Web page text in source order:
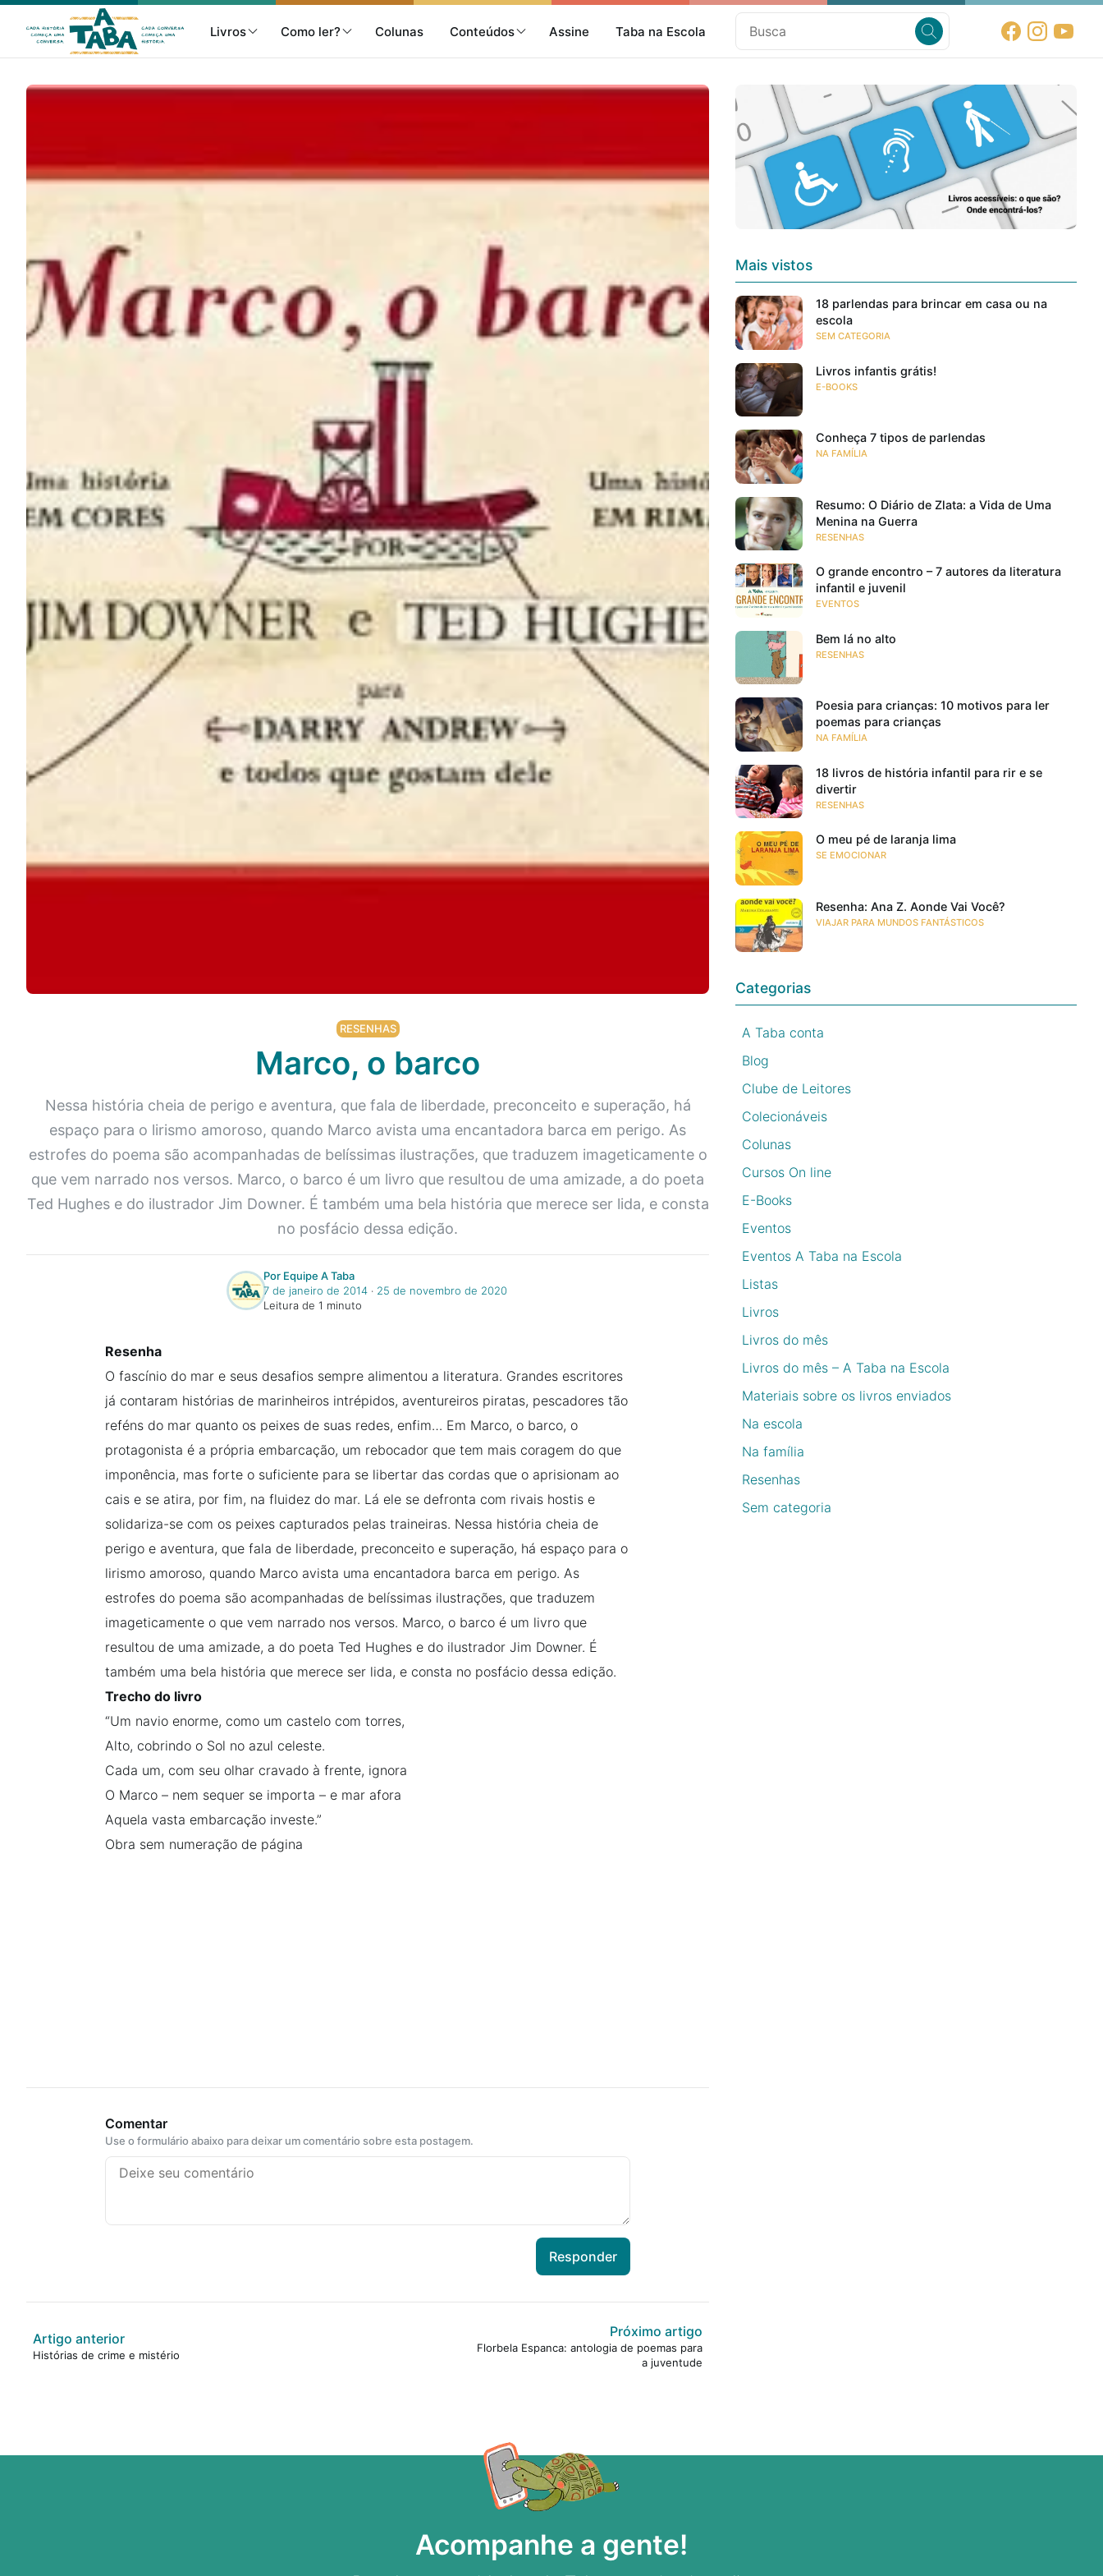
Livros Como ler? Colunas Conteúdos Assine Taba na Escola
Clube de Leitores
Listas
Como ler?
Colunas
Conteúdos
Cursos On line
Podcast
Taba na Escola
RESENHAS
Marco, o barco
Nessa história cheia de perigo e aventura, que fala de liberdade, preconceito e superação, há
espaço para o lirismo amoroso, quando Marco avista uma encantadora barca em perigo. As
estrofes do poema são acompanhadas de belíssimas ilustrações, que traduzem imageticamente o
que vem narrado nos versos. Marco, o barco é um livro que resultou de uma amizade, a do poeta
Ted Hughes e do ilustrador Jim Downer. É também uma bela história que merece ser lida, e consta
no posfácio dessa edição.
Por Equipe A Taba
7 de janeiro de 2014‧ 25 de novembro de 2020
Leitura de 1 minuto
Resenha
O fascínio do mar e seus desafios sempre alimentou a literatura. Grandes escritores
já contaram histórias de marinheiros intrépidos, aventureiros piratas, pescadores tão
reféns do mar quanto os peixes de suas redes, enfim… Em Marco, o barco, o
protagonista é a própria embarcação, um rebocador que tem mais coragem do que
imponência, mas forte o suficiente para se libertar das cordas que o aprisionam ao
cais e se atira, por fim, na fluidez do mar. Lá ele se defronta com rivais hostis e
solidariza-se com os peixes capturados pelas traineiras. Nessa história cheia de
perigo e aventura, que fala de liberdade, preconceito e superação, há espaço para o
lirismo amoroso, quando Marco avista uma encantadora barca em perigo. As
estrofes do poema são acompanhadas de belíssimas ilustrações, que traduzem
imageticamente o que vem narrado nos versos. Marco, o barco é um livro que
resultou de uma amizade, a do poeta Ted Hughes e do ilustrador Jim Downer. É
também uma bela história que merece ser lida, e consta no posfácio dessa edição.
Trecho do livro
“Um navio enorme, como um castelo com torres,
Alto, cobrindo o Sol no azul celeste.
Cada um, com seu olhar cravado à frente, ignora
O Marco – nem sequer se importa – e mar afora
Aquela vasta embarcação investe.”
Obra sem numeração de página
Comentar
Use o formulário abaixo para deixar um comentário sobre esta postagem.
Responder
Artigo anterior
Histórias de crime e mistério
Próximo artigo
Florbela Espanca: antologia de poemas para
a juventude
Mais vistos
18 parlendas para brincar em casa ou na
escola
SEM CATEGORIA
Livros infantis grátis!
E-BOOKS
Conheça 7 tipos de parlendas
NA FAMÍLIA
Resumo: O Diário de Zlata: a Vida de Uma
Menina na Guerra
RESENHAS
O grande encontro – 7 autores da literatura
infantil e juvenil
EVENTOS
Bem lá no alto
RESENHAS
Poesia para crianças: 10 motivos para ler
poemas para crianças
NA FAMÍLIA
18 livros de história infantil para rir e se
divertir
RESENHAS
O meu pé de laranja lima
SE EMOCIONAR
Resenha: Ana Z. Aonde Vai Você?
VIAJAR PARA MUNDOS FANTÁSTICOS
Categorias
A Taba conta
Blog
Clube de Leitores
Colecionáveis
Colunas
Cursos On line
E-Books
Eventos
Eventos A Taba na Escola
Listas
Livros
Livros do mês
Livros do mês – A Taba na Escola
Materiais sobre os livros enviados
Na escola
Na família
Resenhas
Sem categoria
Acompanhe a gente!